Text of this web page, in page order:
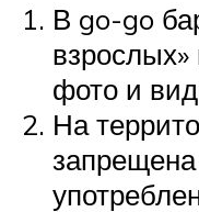
В go-go
взрослых»
фото и
На
запрещена